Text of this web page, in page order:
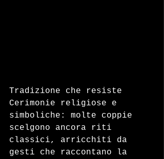
Tradizione che resiste
Cerimonie religiose e
simboliche: molte coppie
scelgono ancora riti
classici, arricchiti da
gesti che raccontano la